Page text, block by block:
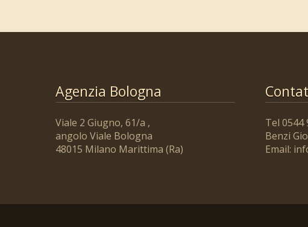
Agenzia Bologna
Viale 2 Giugno, 61/a ,
angolo Viale Bologna
48015 Milano Marittima (Ra)
Tel 0544
Benzi
Email: